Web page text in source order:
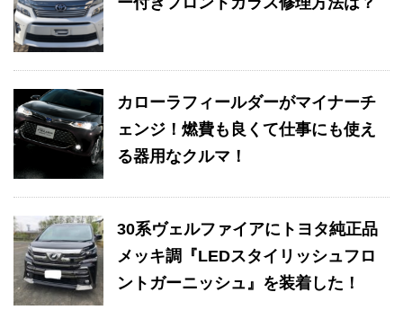
カローラフィールダーがマイナーチ
ェンジ！燃費も良くて仕事にも使え
る器用なクルマ！
30系ヴェルファイアにトヨタ純正品
メッキ調『LEDスタイリッシュフロ
ントガーニッシュ』を装着した！